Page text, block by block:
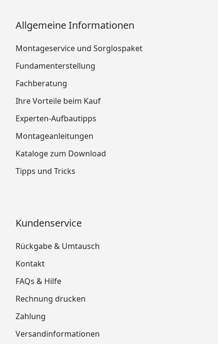
Allgemeine Informationen
Montageservice und Sorglospaket
Fundamenterstellung
Fachberatung
Ihre Vorteile beim Kauf
Experten-Aufbautipps
Montageanleitungen
Kataloge zum Download
Tipps und Tricks
Kundenservice
Rückgabe & Umtausch
Kontakt
FAQs & Hilfe
Rechnung drucken
Zahlung
Versandinformationen